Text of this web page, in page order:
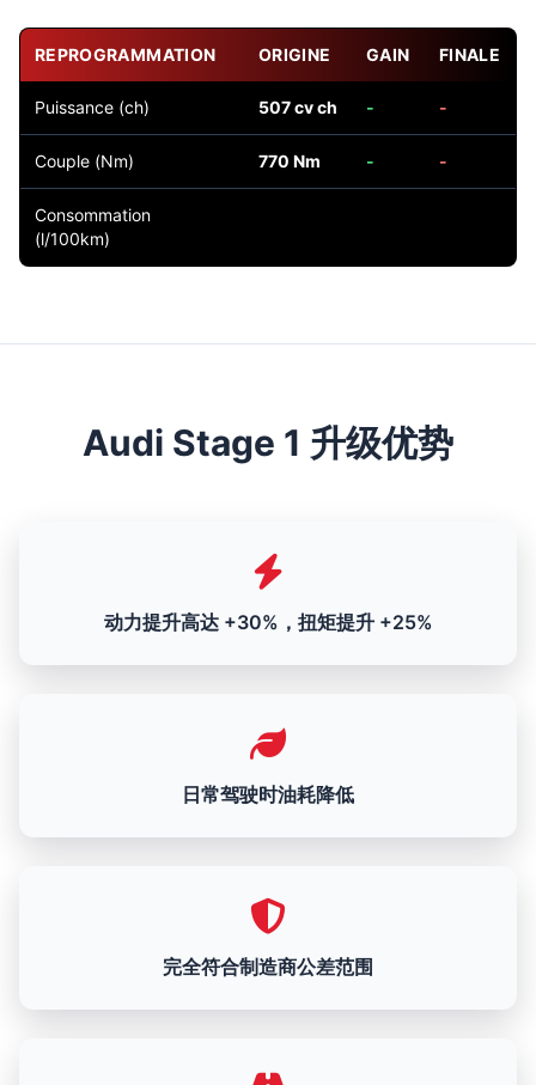
REPROGRAMMATION ORIGINE GAIN FINALE
Puissance (ch) 507 cv ch - -
Couple (Nm) 770 Nm - -
Consommation
(l/100km)
Audi Stage 1 升级优势
动力提升高达 +30%，扭矩提升 +25%
日常驾驶时油耗降低
完全符合制造商公差范围